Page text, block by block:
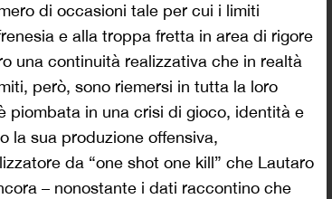
di occasioni tale per cui i limiti
e alla troppa fretta in area di rigore
una continuità realizzativa che in realtà
però, sono riemersi in tutta la loro
piombata in una crisi di gioco, identità e
la sua produzione offensiva,
da “one shot one kill” che Lautaro
– nonostante i dati raccontino che